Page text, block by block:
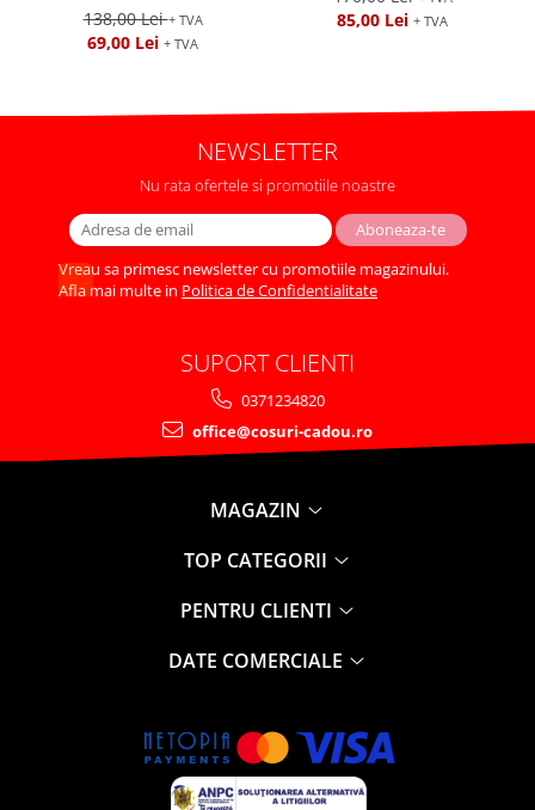
138,00 Lei+ TVA
69,00 Lei + TVA
85,00 Lei + TVA
NEWSLETTER
Nu rata ofertele si promotiile noastre
Vreau sa primesc newsletter cu promotiile magazinului.
Afla mai multe in Politica de Confidentialitate
SUPORT CLIENTI
0371234820
office@cosuri-cadou.ro
MAGAZIN
TOP CATEGORII
PENTRU CLIENTI
DATE COMERCIALE